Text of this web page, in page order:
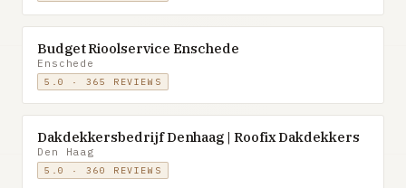
Budget Rioolservice Enschede
Enschede
5.0 · 365 REVIEWS
Dakdekkersbedrijf Denhaag | Roofix Dakdekkers
Den Haag
5.0 · 360 REVIEWS